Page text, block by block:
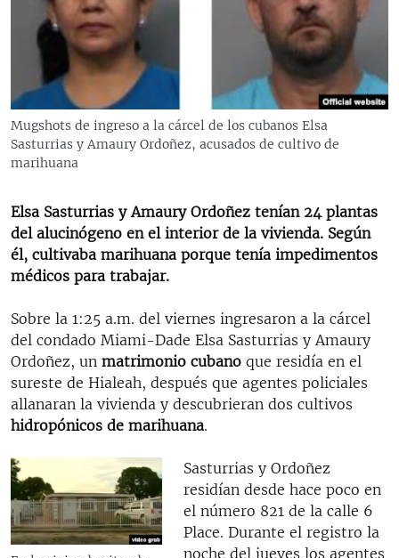
RADIO MARTÍ
ESPECIALES
ESPECIALES
LA REALIDAD DE LA VIVIENDA EN CUBA
SER VIEJO EN CUBA
LOS SANTOS DE HIALEAH
DESINFORMACIÓN RUSA EN AMÉRICA LATINA
LA INVASIÓN DE RUSIA A UCRANIA
MULTIMEDIA
EDITORIALES
SÍGUENOS
Mugshots de ingreso a la cárcel de los cubanos Elsa
Sasturrias y Amaury Ordoñez, acusados de cultivo de
marihuana
Elsa Sasturrias y Amaury Ordoñez tenían 24 plantas
del alucinógeno en el interior de la vivienda. Según
él, cultivaba marihuana porque tenía impedimentos
médicos para trabajar.
Sobre la 1:25 a.m. del viernes ingresaron a la cárcel
del condado Miami-Dade Elsa Sasturrias y Amaury
Ordoñez, un matrimonio cubano que residía en el
sureste de Hialeah, después que agentes policiales
allanaran la vivienda y descubrieran dos cultivos
hidropónicos de marihuana.
Sasturrias y Ordoñez
residían desde hace poco en
el número 821 de la calle 6
Place. Durante el registro la
noche del jueves los agentes